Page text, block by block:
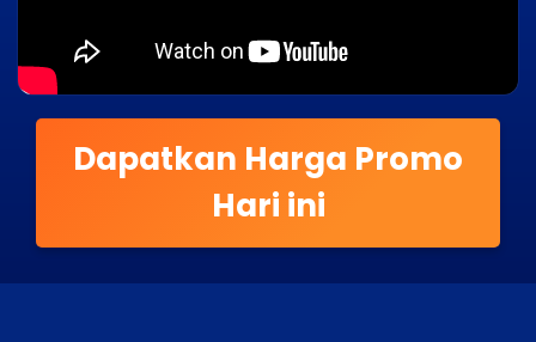
Dapatkan Harga Promo
Hari ini